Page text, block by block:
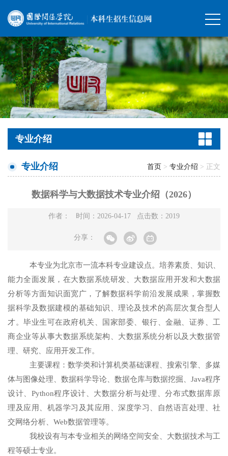
专业介绍
专业介绍 首页 > 专业介绍 > 正文
数据科学与大数据技术专业介绍（2026）
作者： 时间：2026-04-17 点击数： 2019
分享：
本专业为北京市一流本科专业建设点。培养素质、知识、
能力全面发展，在大数据系统研发、大数据应用开发和大数据
分析等方面知识面宽广，了解数据科学前沿发展成果，掌握数
据科学及数据建模的基础知识、理论及技术的高层次复合型人
才。毕业生可在政府机关、国家部委、银行、金融、证券、工
商企业等从事大数据系统架构、大数据系统分析以及大数据管
理、研究、应用开发工作。
主要课程：数学类和计算机类基础课程、搜索引擎、多媒
体与图像处理、数据科学导论、数据仓库与数据挖掘、 Java程序
设计、 Python程序设计、大数据分析与处理、分布式数据库原
理及应用、机器学习及其应用、深度学习、自然语言处理、社
交网络分析、 Web数据管理等。
我校设有与本专业相关的网络空间安全、大数据技术与工
程等硕士专业。